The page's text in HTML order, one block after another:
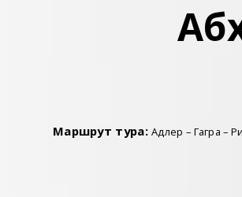
Маршрут тура:Адлер – Гагра –